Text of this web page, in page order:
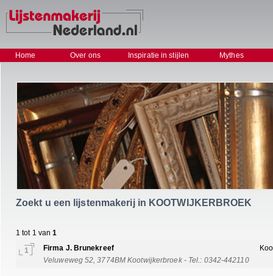
Home Over ons Inspiratie in stijlen Mythes
Zoekt u een lijstenmakerij in KOOTWIJKERBROEK
1 tot 1 van1
1 Firma J. Brunekreef
Veluweweg 52, 3774BM Kootwijkerbroek - Tel.: 0342-442110